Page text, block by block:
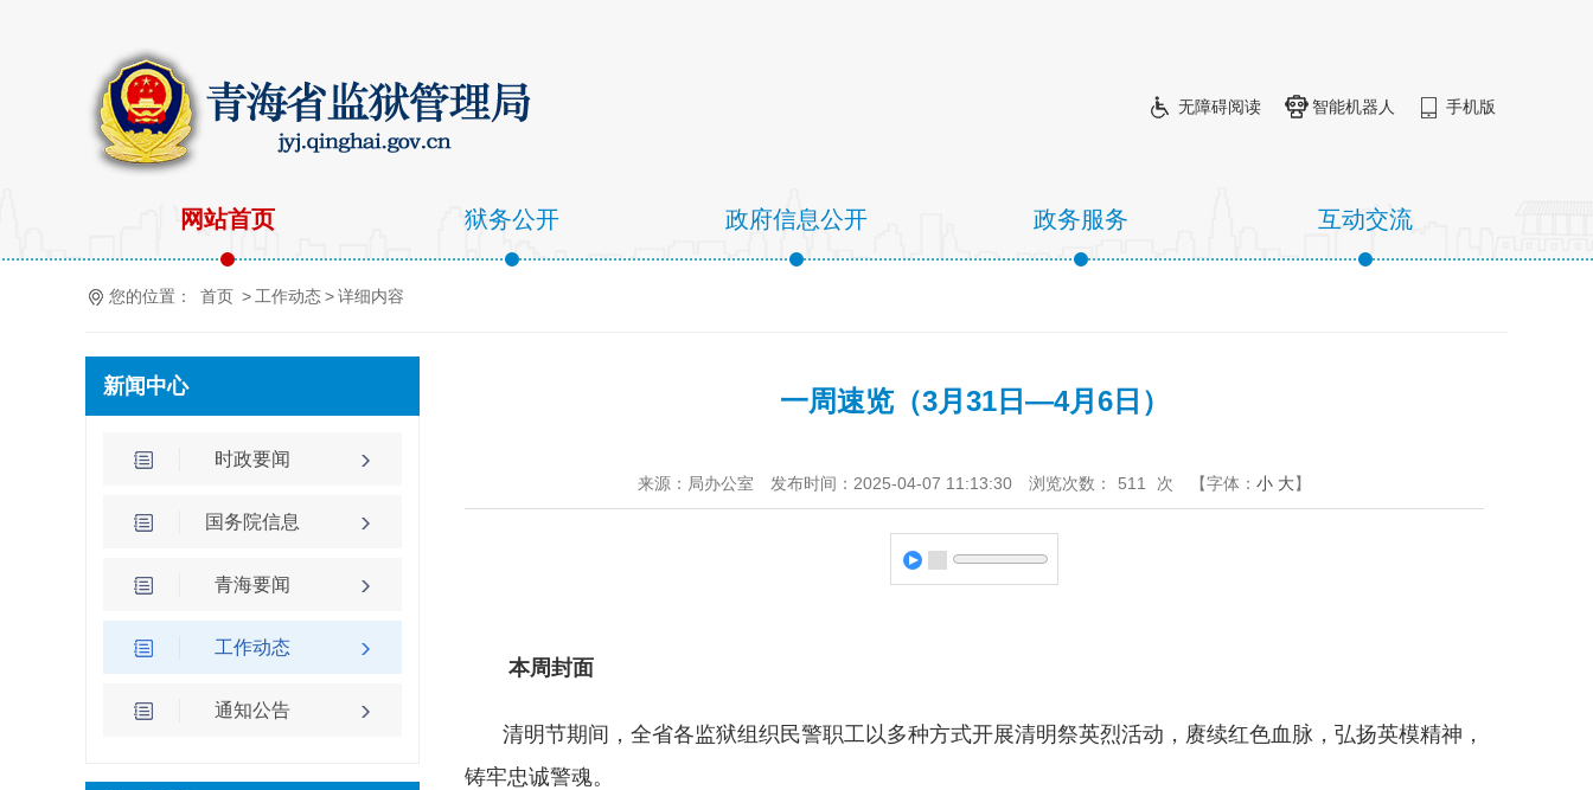
无障碍阅读 智能机器人 手机版
网站首页 狱务公开 政府信息公开 政务服务 互动交流
您的位置： 首页 > 工作动态>详细内容
新闻中心
时政要闻
国务院信息
青海要闻
工作动态
通知公告
一周速览（3月31日—4月6日）
来源：局办公室 发布时间：2025-04-07 11:13:30 浏览次数： 511 次 【字体： 小 大】
本周封面
清明节期间，全省各监狱组织民警职工以多种方式开展清明祭英烈活动，赓续红色血脉，弘扬英模精神，
铸牢忠诚警魂。